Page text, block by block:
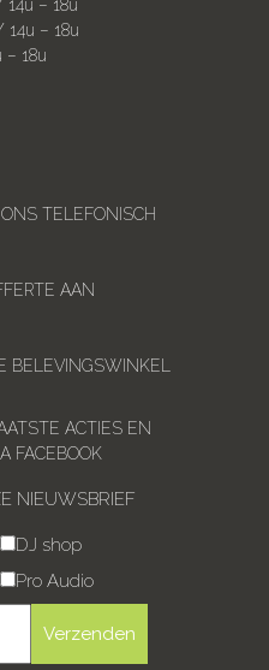
– 18u
14u – 18u
– 18u
TELEFONISCH
AAN
BELEVINGSWINKEL
ACTIES EN
FACEBOOK
NIEUWSBRIEF
DJ shop
Pro Audio